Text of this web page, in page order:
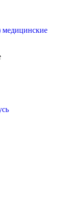
медицинские